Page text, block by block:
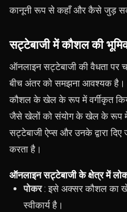
कानूनी रूप से कहाँ और कैसे जुड़
सट्टेबाजी में कौशल की
ऑनलाइन सट्टेबाजी की वैधता पर
बीच अंतर को समझना आवश्यक
कौशल के खेल के रूप में वर्गीकृत
जैसे खेलों को संयोग के खेल के रूप में
सट्टेबाजी ऐप्स और उनके द्वारा
करता है।
ऑनलाइन सट्टेबाजी के क्षेत्र में
पोकर: इसे अक्सर कौशल का
स्वीकार्य है।